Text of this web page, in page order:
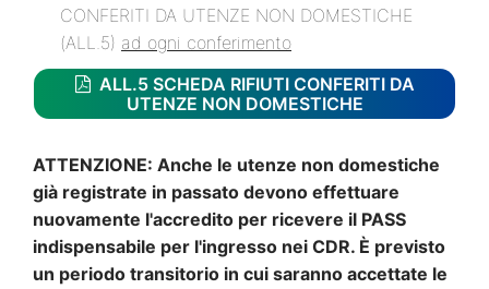
CONFERITI DA UTENZE NON DOMESTICHE
(ALL.5) ad ogni conferimento
ALL.5 SCHEDA RIFIUTI CONFERITI DA
UTENZE NON DOMESTICHE
ATTENZIONE: Anche le utenze non domestiche
già registrate in passato devono effettuare
nuovamente l'accredito per ricevere il PASS
indispensabile per l'ingresso nei CDR. È previsto
un periodo transitorio in cui saranno accettate le